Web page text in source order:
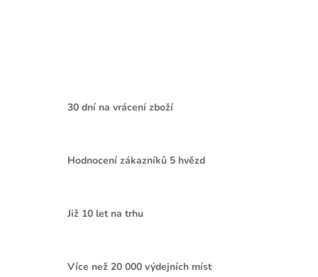
30 dní na vrácení zboží
Hodnocení zákazníků 5 hvězd
Již 10 let na trhu
Více než 20 000 výdejních míst